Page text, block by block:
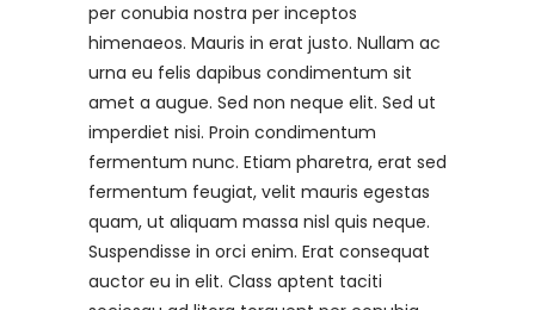
per conubia nostra per inceptos
himenaeos. Mauris in erat justo. Nullam ac
urna eu felis dapibus condimentum sit
amet a augue. Sed non neque elit. Sed ut
imperdiet nisi. Proin condimentum
fermentum nunc. Etiam pharetra, erat sed
fermentum feugiat, velit mauris egestas
quam, ut aliquam massa nisl quis neque.
Suspendisse in orci enim. Erat consequat
auctor eu in elit. Class aptent taciti